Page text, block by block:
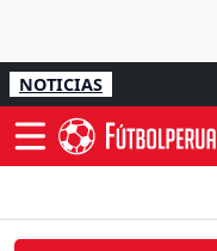
NOTICIAS